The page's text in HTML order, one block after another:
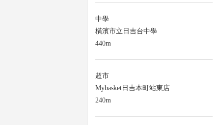
中學
橫濱市立日吉台中學
440m
超市
Mybasket日吉本町站東店
240m